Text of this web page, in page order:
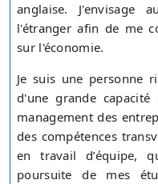
anglaise. J'envisage
l'étranger afin de me
sur l'économie.
Je suis une personne
d'une grande capacité
management des
des compétences
en travail d’équipe,
poursuite de mes